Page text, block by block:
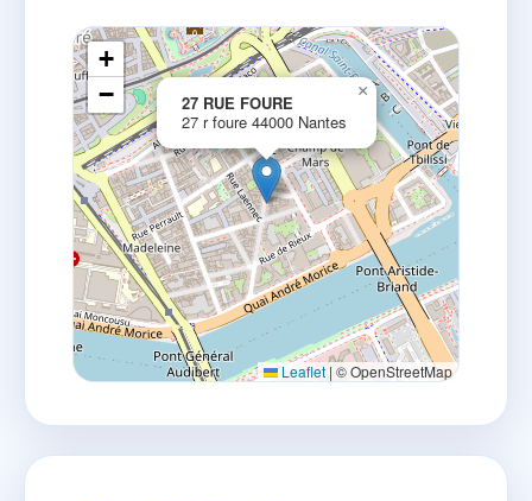
27 RUE FOURE
27 r foure 44000 Nantes
×
+
−
Leaflet | © OpenStreetMap